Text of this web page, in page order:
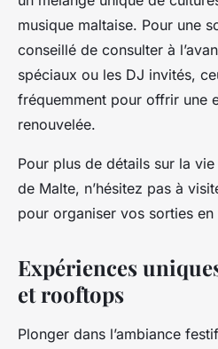
musique maltaise. Pour une
conseillé de consulter à
spéciaux ou les DJ invités,
fréquemment pour offrir une
renouvelée.
Pour plus de détails sur la
de Malte, n’hésitez pas à
pour organiser vos sorties en
Expériences
et rooftops
Plonger dans l’ambiance